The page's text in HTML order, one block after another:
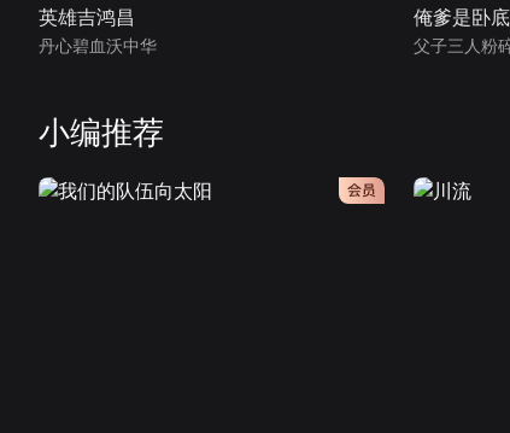
英雄吉鸿昌
丹心碧血沃中华
俺爹是卧底
父子三人粉
小编推荐
会员